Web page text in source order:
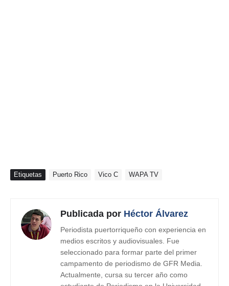
Etiquetas Puerto Rico Vico C WAPA TV
Publicada por Héctor Álvarez
Periodista puertorriqueño con experiencia en
medios escritos y audiovisuales. Fue
seleccionado para formar parte del primer
campamento de periodismo de GFR Media.
Actualmente, cursa su tercer año como